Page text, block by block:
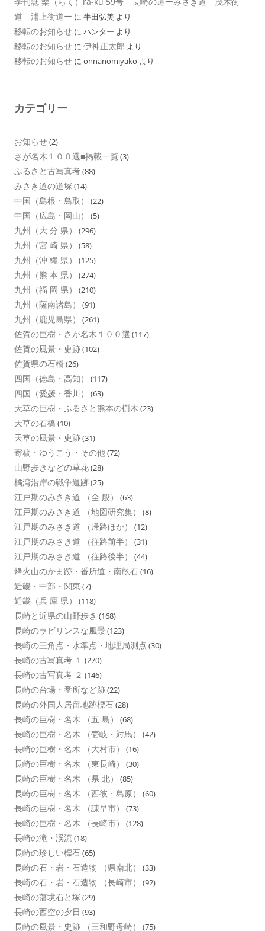
道 浦上街道ー に 半田弘美 より
移転のお知らせ に ハンター より
移転のお知らせ に 伊神正太郎 より
移転のお知らせ に onnanomiyako より
カテゴリー
お知らせ(2)
さが名木１００選■掲載一覧 (3)
ふるさと古写真考(88)
みさき道の道塚 (14)
中国（島根・鳥取） (22)
中国（広島・岡山） (5)
九州（大 分 県） (296)
九州（宮 崎 県） (58)
九州（沖 縄 県） (125)
九州（熊 本 県） (274)
九州（福 岡 県） (210)
九州（薩南諸島） (91)
九州（鹿児島県） (261)
佐賀の巨樹・さが名木１００選 (117)
佐賀の風景・史跡(102)
佐賀県の石橋 (26)
四国（徳島・高知） (117)
四国（愛媛・香川） (63)
天草の巨樹・ふるさと熊本の樹木 (23)
天草の石橋 (10)
天草の風景・史跡(31)
寄稿・ゆうこう・その他(72)
山野歩きなどの草花(28)
橘湾沿岸の戦争遺跡(25)
江戸期のみさき道 （全 般） (63)
江戸期のみさき道 （地図研究集） (8)
江戸期のみさき道 （帰路ほか） (12)
江戸期のみさき道 （往路前半） (31)
江戸期のみさき道 （往路後半） (44)
烽火山のかま跡・番所道・南畝石(16)
近畿・中部・関東 (7)
近畿（兵 庫 県） (118)
長崎と近県の山野歩き (168)
長崎のラビリンスな風景 (123)
長崎の三角点・水準点・地理局測点 (30)
長崎の古写真考 １ (270)
長崎の古写真考 ２ (146)
長崎の台場・番所など跡(22)
長崎の外国人居留地跡標石(28)
長崎の巨樹・名木 （五 島） (68)
長崎の巨樹・名木 （壱岐・対馬） (42)
長崎の巨樹・名木 （大村市） (16)
長崎の巨樹・名木 （東長崎） (30)
長崎の巨樹・名木 （県 北） (85)
長崎の巨樹・名木 （西彼・島原） (60)
長崎の巨樹・名木 （諌早市） (73)
長崎の巨樹・名木 （長崎市） (128)
長崎の滝・渓流(18)
長崎の珍しい標石(65)
長崎の石・岩・石造物 （県南北） (33)
長崎の石・岩・石造物 （長崎市） (92)
長崎の藩境石と塚 (29)
長崎の西空の夕日 (93)
長崎の風景・史跡 （三和野母崎） (75)